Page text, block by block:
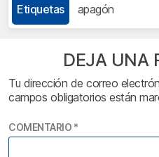
Etiquetas apagón
DEJA UNA
Tu dirección de correo
campos obligatorios están
COMENTARIO *